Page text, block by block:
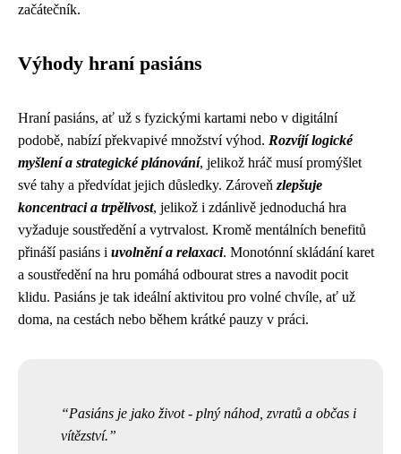
začátečník.
Výhody hraní pasiáns
Hraní pasiáns, ať už s fyzickými kartami nebo v digitální
podobě, nabízí překvapivé množství výhod. Rozvíjí logické
myšlení a strategické plánování, jelikož hráč musí promýšlet
své tahy a předvídat jejich důsledky. Zároveň zlepšuje
koncentraci a trpělivost, jelikož i zdánlivě jednoduchá hra
vyžaduje soustředění a vytrvalost. Kromě mentálních benefitů
přináší pasiáns i uvolnění a relaxaci. Monotónní skládání karet
a soustředění na hru pomáhá odbourat stres a navodit pocit
klidu. Pasiáns je tak ideální aktivitou pro volné chvíle, ať už
doma, na cestách nebo během krátké pauzy v práci.
Pasiáns je jako život - plný náhod, zvratů a občas i
vítězství.